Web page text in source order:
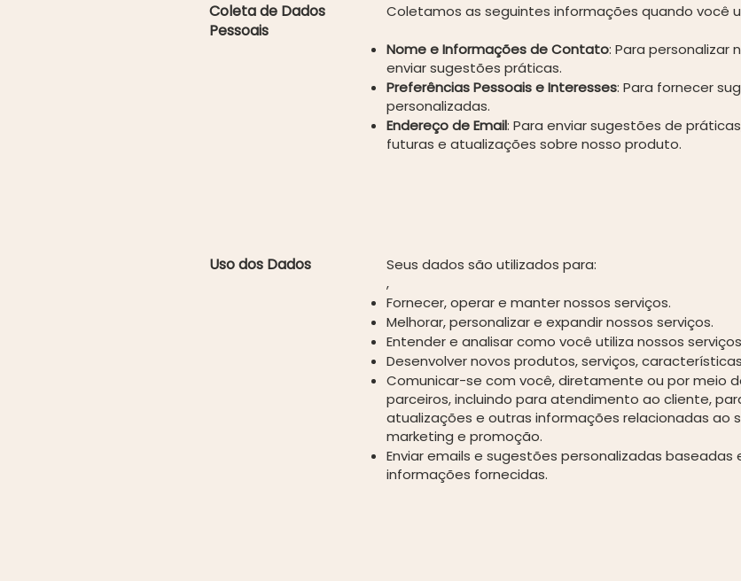
Coleta de Dados
Pessoais
Coletamos as seguintes informações quando você
Nome e Informações de Contato: Para personalizar
enviar sugestões práticas.
Preferências Pessoais e Interesses: Para fornecer
personalizadas.
Endereço de Email: Para enviar sugestões de
futuras e atualizações sobre nosso produto.
Uso dos Dados
Seus dados são utilizados para:
,
Fornecer, operar e manter nossos serviços.
Melhorar, personalizar e expandir nossos serviços.
Entender e analisar como você utiliza nossos
Desenvolver novos produtos, serviços,
Comunicar-se com você, diretamente ou por meio
parceiros, incluindo para atendimento ao cliente,
atualizações e outras informações relacionadas ao
marketing e promoção.
Enviar emails e sugestões personalizadas baseadas
informações fornecidas.